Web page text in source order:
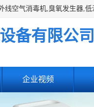
备有限公司
企业视频